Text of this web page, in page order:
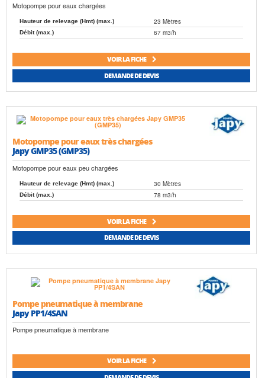
Motopompe pour eaux chargées
Hauteur de relevage (Hmt) (max.) 23 Mètres
Débit (max.) 67 m3/h
VOIR LA FICHE
DEMANDE DE DEVIS
Motopompe pour eaux très chargées
Japy GMP35 (GMP35)
Motopompe pour eaux peu chargées
Hauteur de relevage (Hmt) (max.) 30 Mètres
Débit (max.) 78 m3/h
VOIR LA FICHE
DEMANDE DE DEVIS
Pompe pneumatique à membrane
Japy PP1/4SAN
Pompe pneumatique à membrane
VOIR LA FICHE